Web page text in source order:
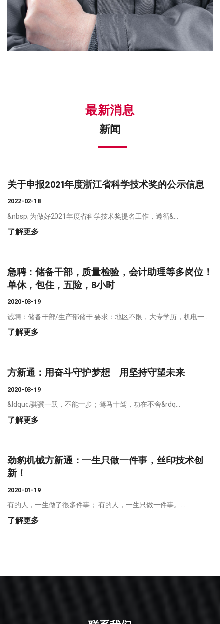
最新消息
新闻
关于申报2021年度浙江省科学技术奖的公示信息
2022-02-18
&nbsp; 为做好2021年度省科学技术奖提名工作，遵循&...
了解更多
急聘：储备干部，质量检验，会计助理等多岗位！
单休，包住，五险，8小时
2020-03-19
诚聘：储备干部/生产部储干 要求：地区不限，大专学历，机电一...
了解更多
​方新通：用奋斗守护梦想 用坚持守望未来
2020-03-19
&ldquo;骐骥一跃，不能十步；驽马十驾，功在不舍&rdq...
了解更多
劲豹机械方新通：一生只做一件事，丝印技术创
新！
2020-01-19
有的人，一生做了很多件事； 有的人，一生只做一件事。...
了解更多